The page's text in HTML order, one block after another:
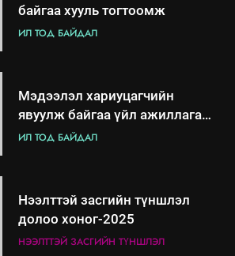
байгаа хууль тогтоомж
ИЛ ТОД БАЙДАЛ
Мэдээлэл хариуцагчийн
явуулж байгаа үйл ажиллагаа,
үйлдвэрлэл, үйлчилгээ,
үзүүлэх буюу үзүүлж байгаа
нөлөөллийн талаарх
мэдээлэл
ИЛ ТОД БАЙДАЛ
Нээлттэй засгийн түншлэл
долоо хоног-2025
НЭЭЛТТЭЙ ЗАСГИЙН ТҮНШЛЭЛ